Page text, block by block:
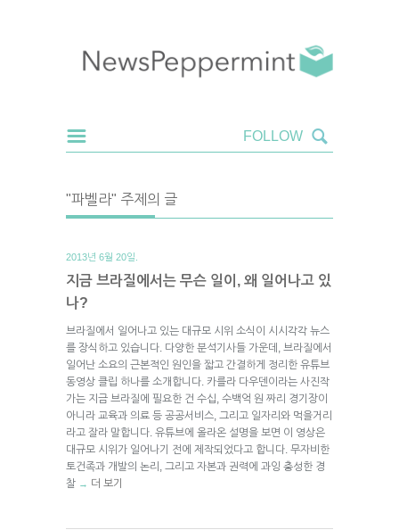
"파벨라" 주제의 글
2013년 6월 20일.
지금 브라질에서는 무슨 일이, 왜 일어나고 있
나?
브라질에서 일어나고 있는 대규모 시위 소식이 시시각각 뉴스
를 장식하고 있습니다. 다양한 분석기사들 가운데, 브라질에서
일어난 소요의 근본적인 원인을 짧고 간결하게 정리한 유튜브
동영상 클립 하나를 소개합니다. 카를라 다우덴이라는 사진작
가는 지금 브라질에 필요한 건 수십, 수백억 원 짜리 경기장이
아니라 교육과 의료 등 공공서비스, 그리고 일자리와 먹을거리
라고 잘라 말합니다. 유튜브에 올라온 설명을 보면 이 영상은
대규모 시위가 일어나기 전에 제작되었다고 합니다. 무자비한
토건족과 개발의 논리, 그리고 자본과 권력에 과잉 충성한 경
찰 → 더 보기